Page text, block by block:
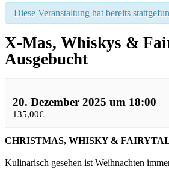
Diese Veranstaltung hat bereits
X-Mas, Whiskys &
Ausgebucht
20. Dezember 2025 um 18:00
135,00€
CHRISTMAS, WHISKY &
Kulinarisch gesehen ist Weihnachten